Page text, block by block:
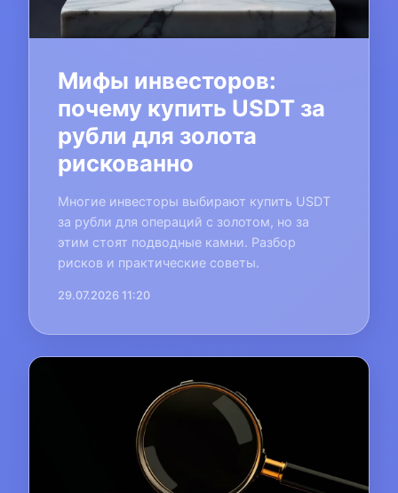
Мифы инвесторов:
почему купить USDT за
рубли для золота
рискованно
Многие инвесторы выбирают купить USDT
за рубли для операций с золотом, но за
этим стоят подводные камни. Разбор
рисков и практические советы.
29.07.2026 11:20